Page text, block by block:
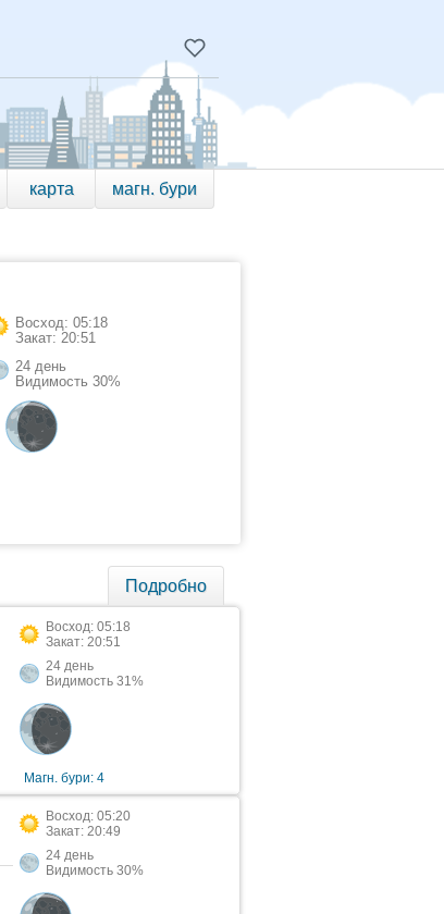
карта магн. бури
Восход: 05:18
Закат: 20:51
24 день
Видимость 30%
Подробно
Восход: 05:18
Закат: 20:51
24 день
Видимость 31%
Магн. бури: 4
Восход: 05:20
Закат: 20:49
24 день
Видимость 30%